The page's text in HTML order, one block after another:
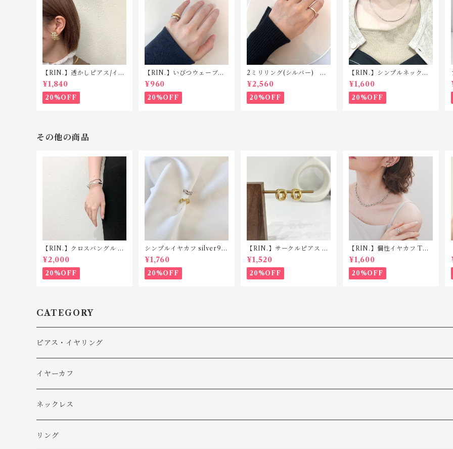
【RIN.】透かしピアス/イヤ
リング TP008/TE008
¥1,840
20%OFF
【RIN.】いびつウェーブピ
ンキーリング R025
¥960
20%OFF
2ミリリング(シルバー) R1
18 silver925
¥2,560
20%OFF
【RIN.】シンプルネックレ
ス Ｎ001
¥1,600
20%OFF
その他の商品
【RIN.】クロスバングル B
023
¥2,000
20%OFF
シンプルイヤカフ silver92
5 TC014(片耳用)
¥1,760
20%OFF
【RIN.】サークルピアス P1
29
¥1,520
20%OFF
【RIN.】個性イヤカフ TC0
05(片耳用)
¥1,600
20%OFF
CATEGORY
ピアス・イヤリング
ピアス
イヤリング
イヤーカフ
ネックレス
リング